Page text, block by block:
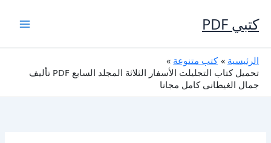
إلى
المحتوى
كتبي PDF
الرئيسية
كتب متنوعة
تحميل كتاب التجليلت الأسفار الثلاثة المجلد السابع PDF تأليف
جمال الغيطانى كامل مجانا